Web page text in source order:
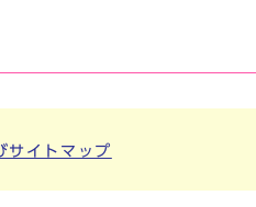
サイトマップ